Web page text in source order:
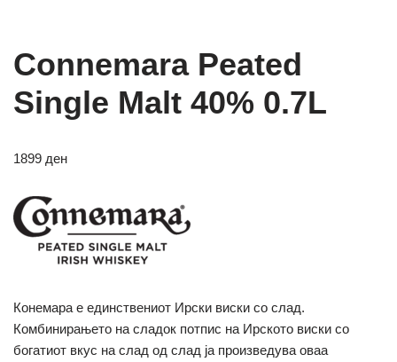
Connemara Peated
Single Malt 40% 0.7L
1899 ден
Конемара е единствениот Ирски виски со слад.
Комбинирањето на сладок потпис на Ирското виски со
богатиот вкус на слад од слад ја произведува оваа